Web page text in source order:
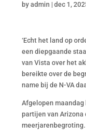
byadmin |dec 1,
‘Echt het land op
een diepgaande
van Vista over het
bereikte over de
name bij de N-VA
Afgelopen
partijen van Arizona